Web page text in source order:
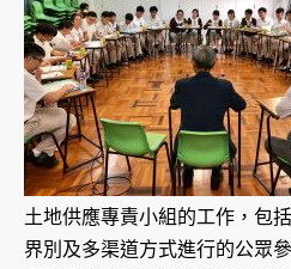
土地供應專責小組的工作，包
界別及多渠道方式進行的公眾